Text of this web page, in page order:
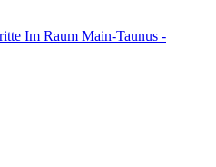
Im Raum Main-Taunus -